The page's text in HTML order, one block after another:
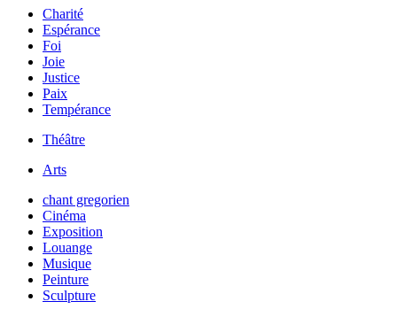
Charité
Espérance
Foi
Joie
Justice
Paix
Tempérance
Théâtre
Arts
chant gregorien
Cinéma
Exposition
Louange
Musique
Peinture
Sculpture